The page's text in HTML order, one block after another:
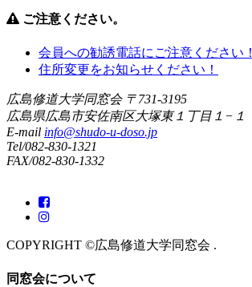
ご注意ください。
会員への勧誘電話にご注意ください！
住所変更をお知らせください！
広島修道大学同窓会〒731-3195
広島県広島市安佐南区大塚東１丁目１−１
E-mail info@shudo-u-doso.jp
Tel/082-830-1321
FAX/082-830-1332
COPYRIGHT ©広島修道大学同窓会 .
同窓会について